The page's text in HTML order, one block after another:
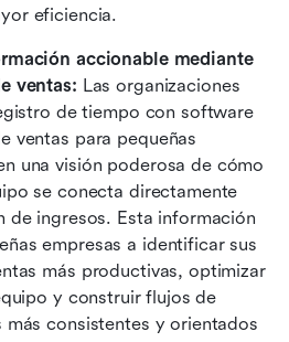
eficiencia.
accionable mediante
ventas: Las organizaciones
de tiempo con software
ventas para pequeñas
una visión poderosa de cómo
se conecta directamente
de ingresos. Esta información
empresas a identificar sus
más productivas, optimizar
y construir flujos de
consistentes y orientados